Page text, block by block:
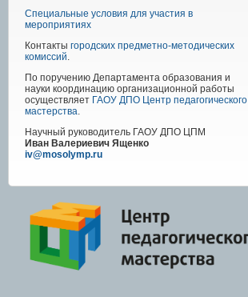
Специальные условия для участия в
мероприятиях
Контакты городских предметно-методических
комиссий.
По поручению Департамента образования и
науки координацию организационной работы
осуществляет ГАОУ ДПО Центр педагогического
мастерства.
Научный руководитель ГАОУ ДПО ЦПМ
Иван Валериевич Ященко
iv@mosolymp.ru